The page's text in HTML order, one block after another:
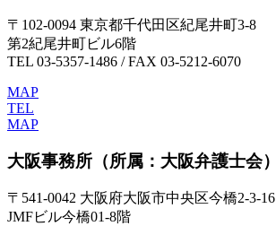
〒102-0094 東京都千代田区紀尾井町3-8
第2紀尾井町ビル6階
TEL 03-5357-1486 / FAX 03-5212-6070
MAP
TEL
MAP
大阪事務所 （所属：大阪弁護士会）
〒541-0042 大阪府大阪市中央区今橋2-3-16
JMFビル今橋01-8階